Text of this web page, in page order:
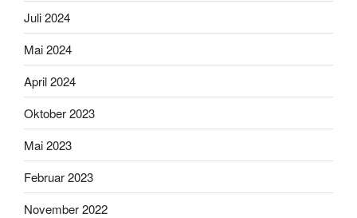
Juli 2024
Mai 2024
April 2024
Oktober 2023
Mai 2023
Februar 2023
November 2022